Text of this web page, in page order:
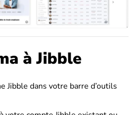
à Jibble
Jibble dans votre barre d’outils